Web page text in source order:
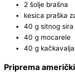
2 šolje brašna
kesica praška
40 g sitnog sira
40 g mocarele
40 g kačkavalja
Priprema